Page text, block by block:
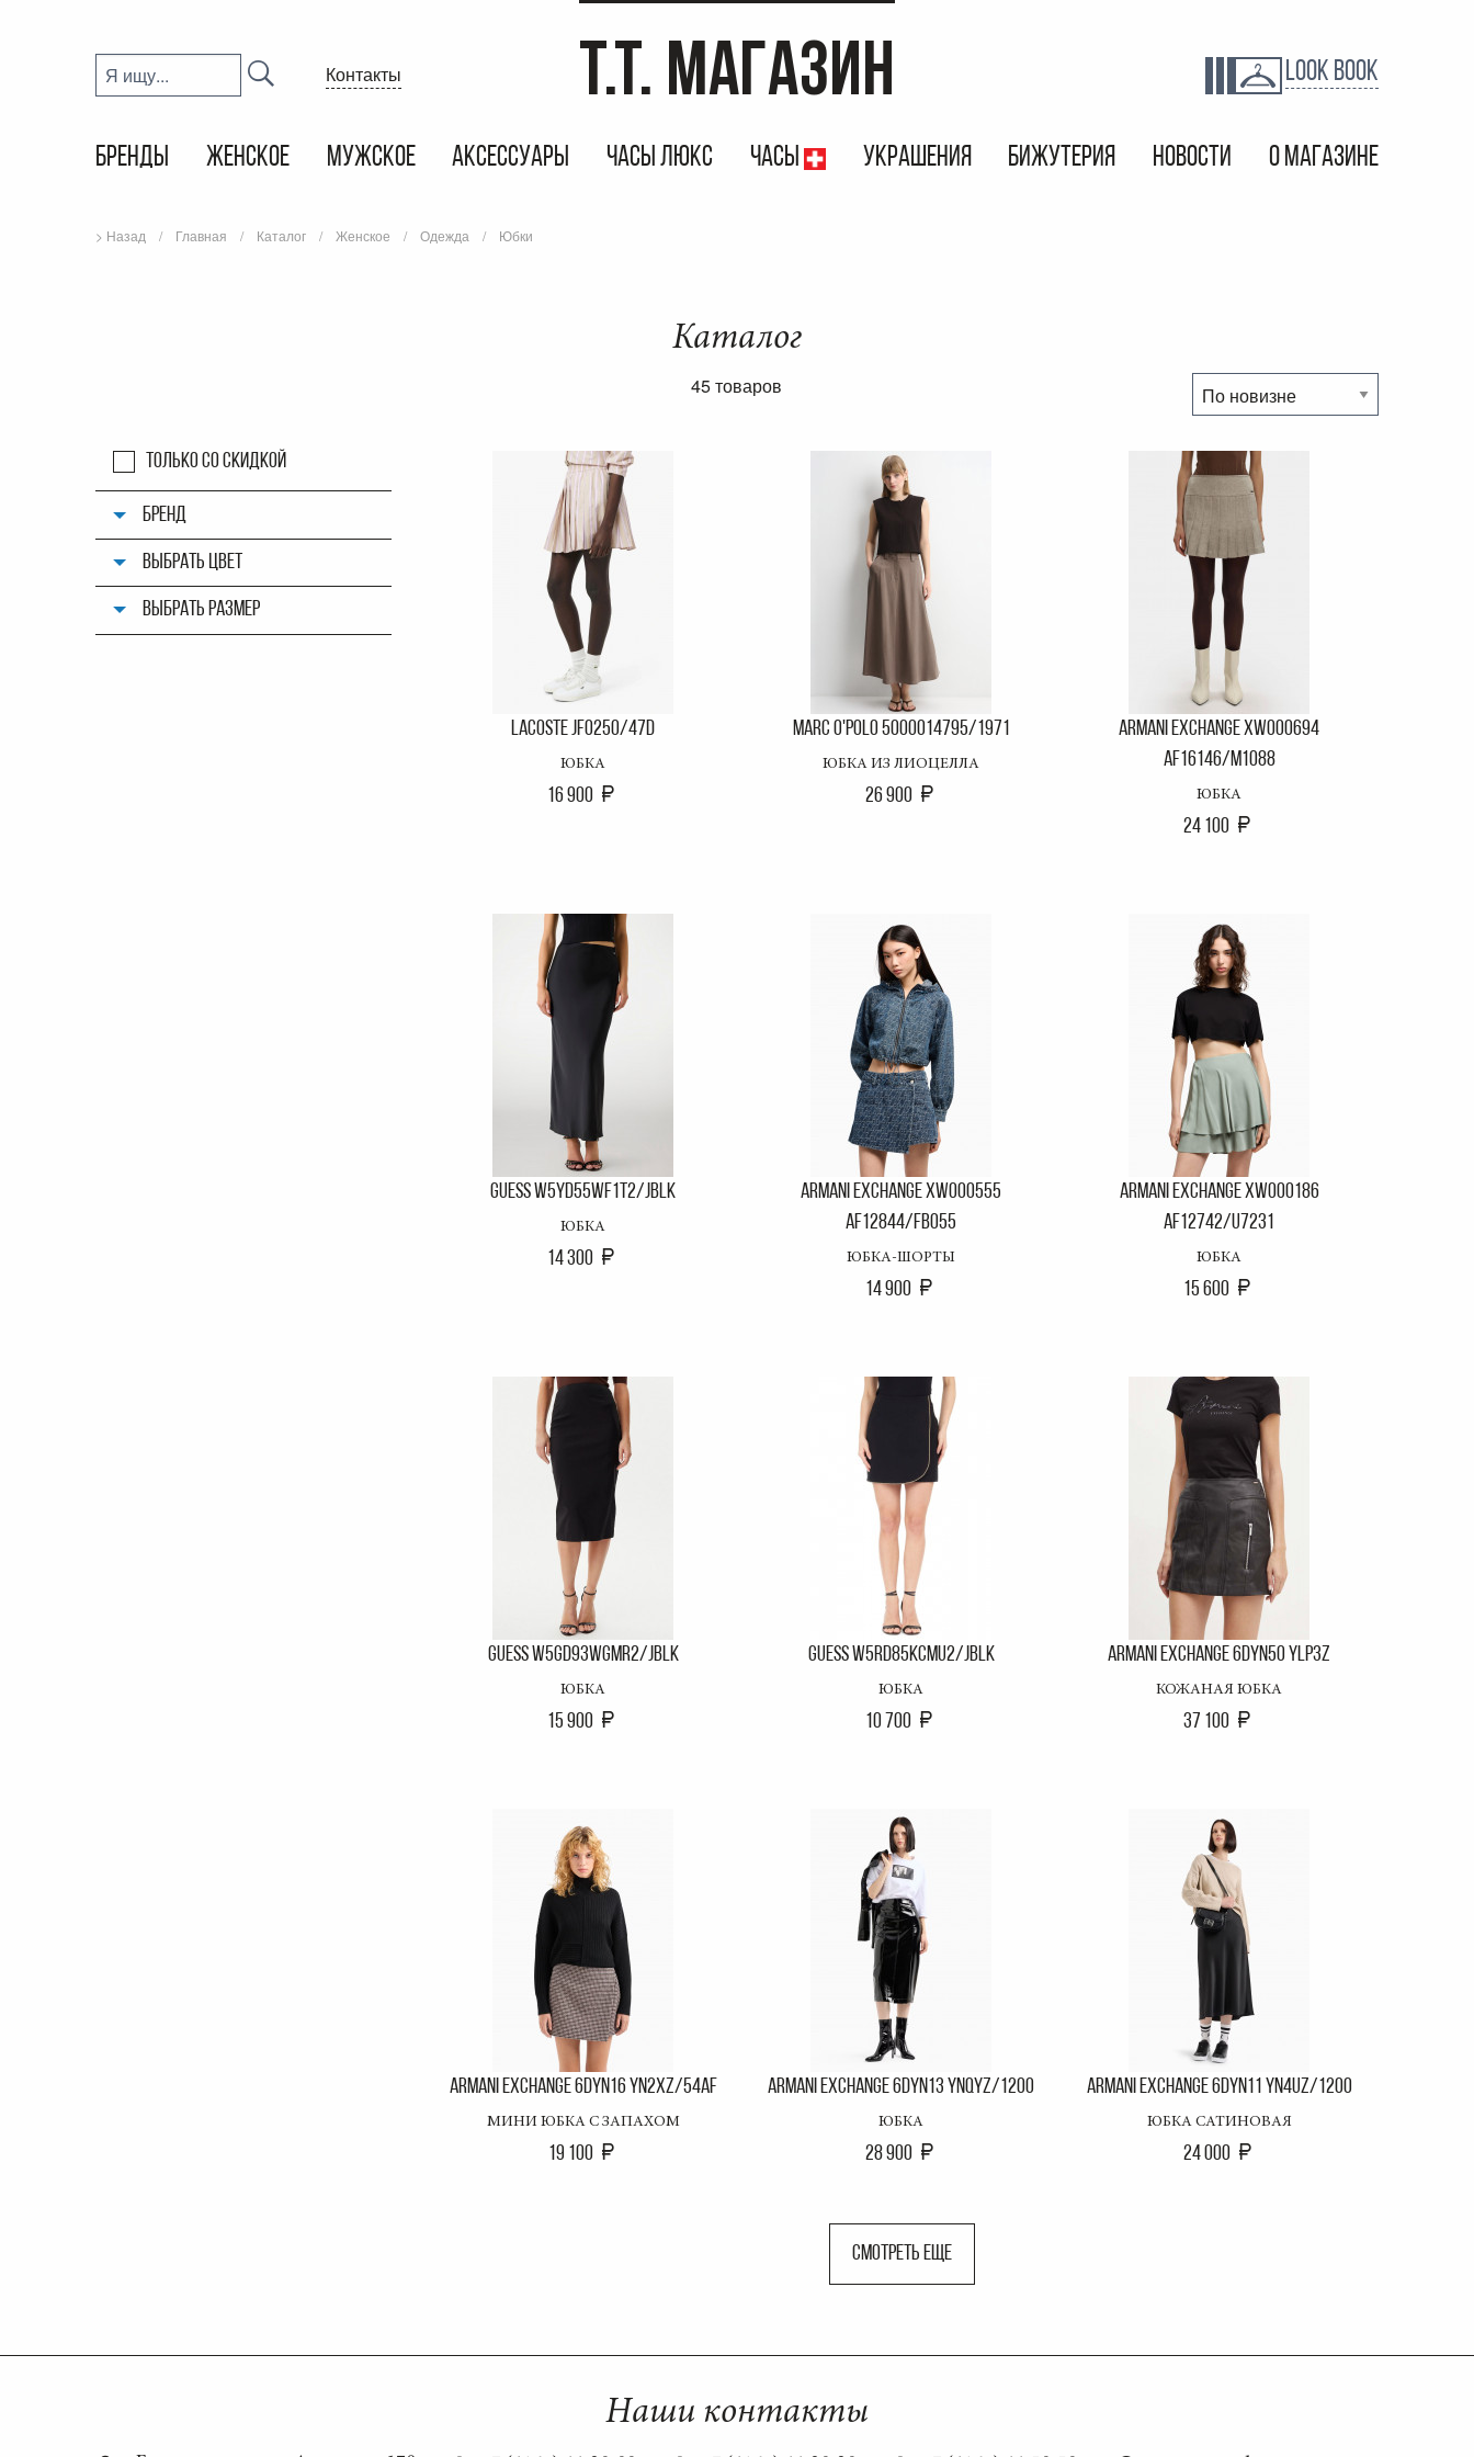
Контакты T.T. МАГАЗИН LOOK BOOK
БРЕНДЫ ЖЕНСКОЕ МУЖСКОЕ АКСЕССУАРЫ ЧАСЫ ЛЮКС ЧАСЫ УКРАШЕНИЯ БИЖУТЕРИЯ НОВОСТИ О МАГАЗИНЕ
> Назад Главная Каталог Женское Одежда Юбки
Каталог
45 товаров
Только со скидкой
БРЕНД
ВЫБРАТЬ ЦВЕТ
ВЫБРАТЬ РАЗМЕР
LACOSTE JF0250/47D
ЮБКА
16 900
MARC O'POLO 5000014795/1971
ЮБКА ИЗ ЛИОЦЕЛЛА
26 900
ARMANI EXCHANGE XW000694
AF16146/M1088
ЮБКА
24 100
GUESS W5YD55WF1T2/JBLK
ЮБКА
14 300
ARMANI EXCHANGE XW000555
AF12844/FB055
ЮБКА-ШОРТЫ
14 900
ARMANI EXCHANGE XW000186
AF12742/U7231
ЮБКА
15 600
GUESS W5GD93WGMR2/JBLK
ЮБКА
15 900
GUESS W5RD85KCMU2/JBLK
ЮБКА
10 700
ARMANI EXCHANGE 6DYN50 YLP3Z
КОЖАНАЯ ЮБКА
37 100
ARMANI EXCHANGE 6DYN16 YN2XZ/54AF
МИНИ ЮБКА С ЗАПАХОМ
19 100
ARMANI EXCHANGE 6DYN13 YNQYZ/1200
ЮБКА
28 900
ARMANI EXCHANGE 6DYN11 YN4UZ/1200
ЮБКА САТИНОВАЯ
24 000
СМОТРЕТЬ ЕЩЕ
Наши контакты